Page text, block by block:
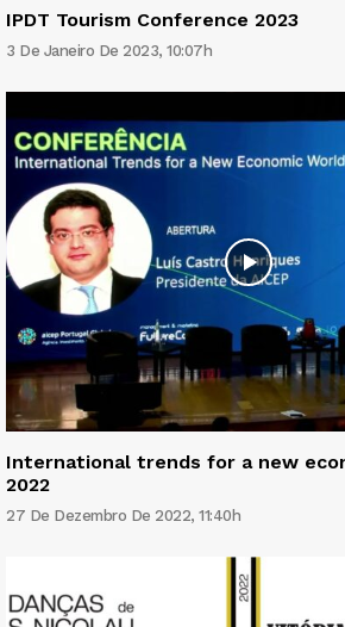
IPDT Tourism Conference 2023
3 De Janeiro De 2023, 10:07h
International trends for a new
2022
27 De Dezembro De 2022, 11:40h